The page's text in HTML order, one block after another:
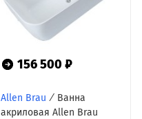
156 500 ₽
Allen Brau / Ванна
акриловая Allen Brau